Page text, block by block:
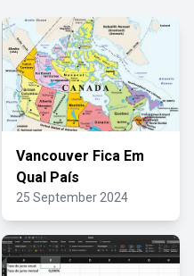
Vancouver Fica Em
Qual País
25 September 2024